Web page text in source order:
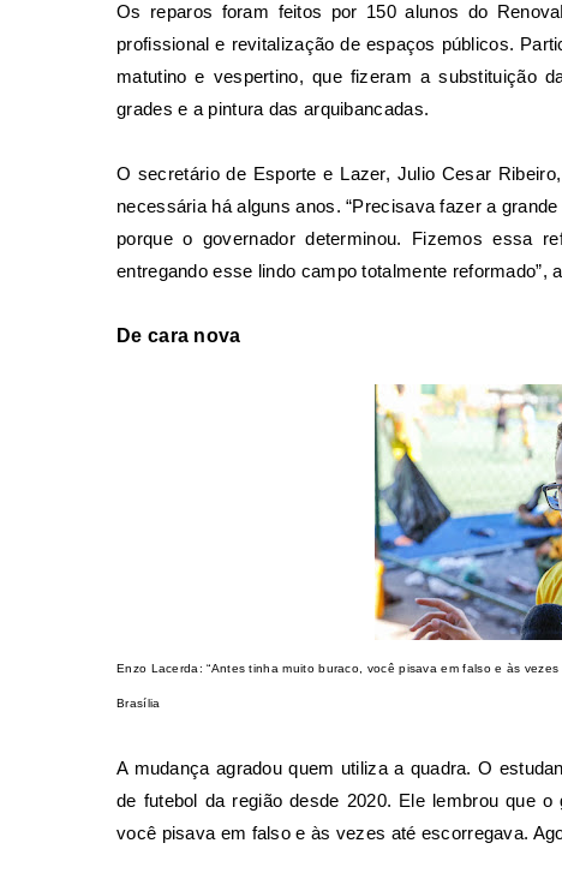
Os reparos foram feitos por 150 alunos do
profissional e revitalização de espaços públicos.
matutino e vespertino, que fizeram a substituição
grades e a pintura das arquibancadas.
O secretário de Esporte e Lazer, Julio Cesar
necessária há alguns anos. “Precisava fazer a
porque o governador determinou. Fizemos essa
entregando esse lindo campo totalmente reformado”,
De cara nova
Enzo Lacerda: “Antes tinha muito buraco, você pisava em falso e às
Brasília
A mudança agradou quem utiliza a quadra. O
de futebol da região desde 2020. Ele lembrou que
você pisava em falso e às vezes até escorregava.